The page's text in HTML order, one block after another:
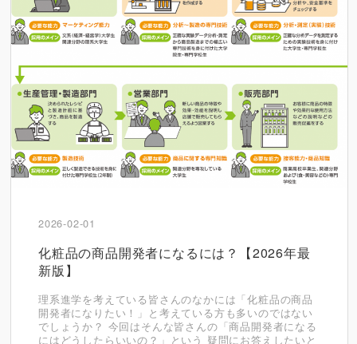
2026-02-01
化粧品の商品開発者になるには？【2026年最
新版】
理系進学を考えている皆さんのなかには「化粧品の商品
開発者になりたい！」と考えている方も多いのではない
でしょうか？ 今回はそんな皆さんの「商品開発者になる
にはどうしたらいいの？」という 疑問にお答えしたいと